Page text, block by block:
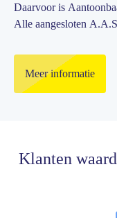
Daarvoor is
Alle aangesloten
Meer informatie
Klanten